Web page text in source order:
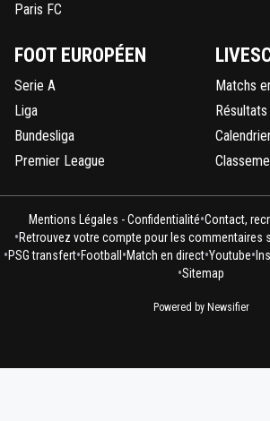
Paris FC
FOOT EUROPÉEN
Serie A
Liga
Bundesliga
Premier League
Matchs
Mentions Légales - Confidentialité•Contact,
•Retrouvez votre compte pour les commentaires
•PSG transfert•Football •Match en direct•Youtube•
•Sitemap
Powered by Newsifier